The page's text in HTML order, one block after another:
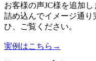
お客様の声JC様を追加
詰め込んでイメージ通
ひ、ご覧ください。
実例はこちら→